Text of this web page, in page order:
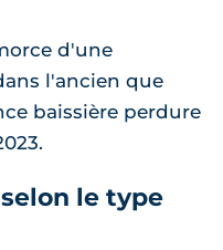
d'une
l'ancien que
baissière perdure
le type